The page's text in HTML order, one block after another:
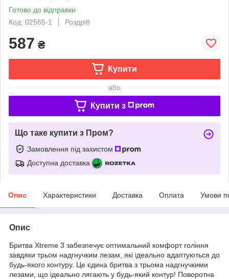
Готово до відправки
Код: 02565-1
Роздріб
587 ₴
Купити
або
Купити з
Що таке купити з Пром?
Замовлення під захистом
Доступна доставка
Опис Характеристики Доставка Оплата Умови
Опис
Бритва Xtreme 3 забезпечує оптимальний комфорт гоління
завдяки трьом надгнучким лезам, які ідеально адаптуються до
будь-якого контуру. Це єдина бритва з трьома надгнучкими
лезами, що ідеально лягають у будь-який контур! Поворотна